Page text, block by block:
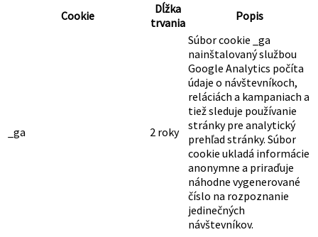
Cookie
Dĺžka
trvania
Popis
_ga 2 roky
Súbor cookie _ga
nainštalovaný službou
Google Analytics počíta
údaje o návštevníkoch,
reláciách a kampaniach a
tiež sleduje používanie
stránky pre analytický
prehľad stránky. Súbor
cookie ukladá informácie
anonymne a priraďuje
náhodne vygenerované
číslo na rozpoznanie
jedinečných
návštevníkov.